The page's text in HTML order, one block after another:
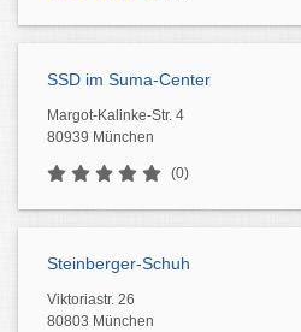
SSD im Suma-Center
Margot-Kalinke-Str. 4
80939 München
(0)
Steinberger-Schuh
Viktoriastr. 26
80803 München